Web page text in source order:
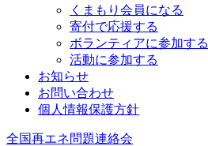
くまもり会員になる
寄付で応援する
ボランティアに参加する
活動に参加する
お知らせ
お問い合わせ
個人情報保護方針
全国再エネ問題連絡会